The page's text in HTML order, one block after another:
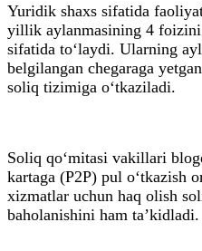
Yuridik shaxs sifatida
yillik aylanmasining 4
sifatida to‘laydi. Ularning
belgilangan chegaraga
soliq tizimiga o‘tkaziladi.
Soliq qo‘mitasi vakillari
kartaga (P2P) pul o‘tkazish
xizmatlar uchun haq olish
baholanishini ham ta’kidladi.